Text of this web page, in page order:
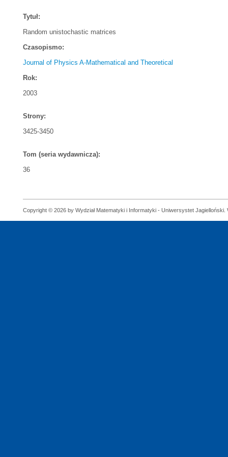
Tytuł:
Random unistochastic matrices
Czasopismo:
Journal of Physics A-Mathematical and Theoretical
Rok:
2003
Strony:
3425-3450
Tom (seria wydawnicza):
36
Copyright © 2026 by Wydział Matematyki i Informatyki - Uniwersystet